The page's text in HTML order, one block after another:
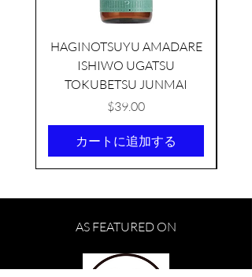
HAGINOTSUYU AMADARE
ISHIWO UGATSU
TOKUBETSU JUNMAI
価格
$39.00
カートに追加する
AS FEATURED ON
TAMAASAHI ECHOES JUNMAI
few days ago